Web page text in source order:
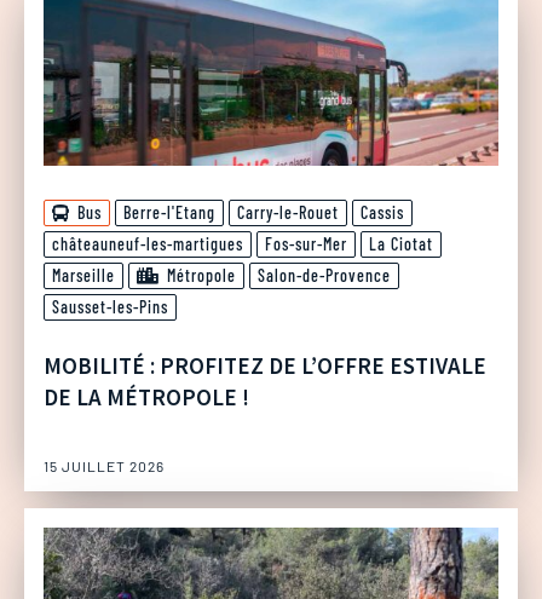
Bus Berre-l'Etang Carry-le-Rouet
Cassis
châteauneuf-les-martigues
Fos-sur-Mer
La Ciotat
Marseille
Métropole
Salon-de-Provence
Sausset-les-Pins
MOBILITÉ : PROFITEZ DE L’OFFRE ESTIVALE
DE LA MÉTROPOLE !
15 JUILLET 2026